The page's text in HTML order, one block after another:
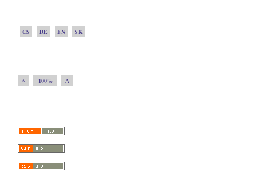
CS DE EN SK
A 100% A